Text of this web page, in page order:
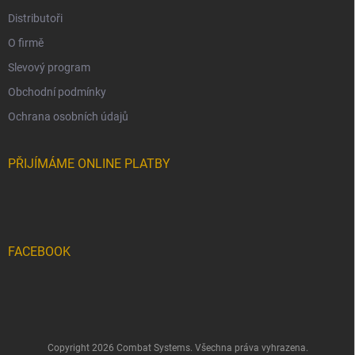
Distributoři
O firmě
Slevový program
Obchodní podmínky
Ochrana osobních údajů
PŘIJÍMÁME ONLINE PLATBY
FACEBOOK
Copyright 2026 Combat Systems. Všechna práva vyhrazena.